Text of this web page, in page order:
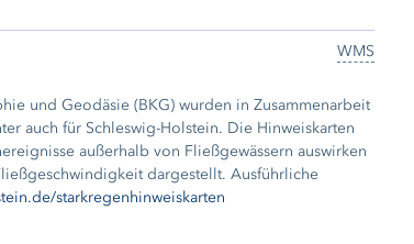
WMS
und Geodäsie (BKG) wurden in Zusammenarbeit
Holstein. Die Hinweiskarten
außerhalb von Fließgewässern auswirken
dargestellt. Ausführliche
starkregenhinweiskarten